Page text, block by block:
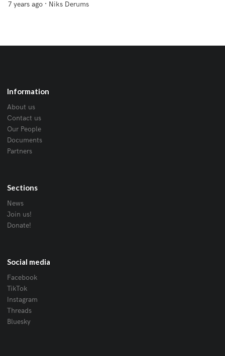
7 years ago · Niks Derums
Information
About us
Contact us
Our People
Documents
Partners
Sections
News
Join us!
Donate!
Social media
Facebook
TikTok
Instagram
Threads
Bluesky